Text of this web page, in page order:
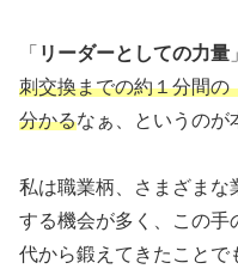
「 リーダーとしての力量
刺交換までの約１分間の
分かるなぁ、というのが
私は職業柄、さまざまな
する機会が多く、この手
代から鍛えてきたことで